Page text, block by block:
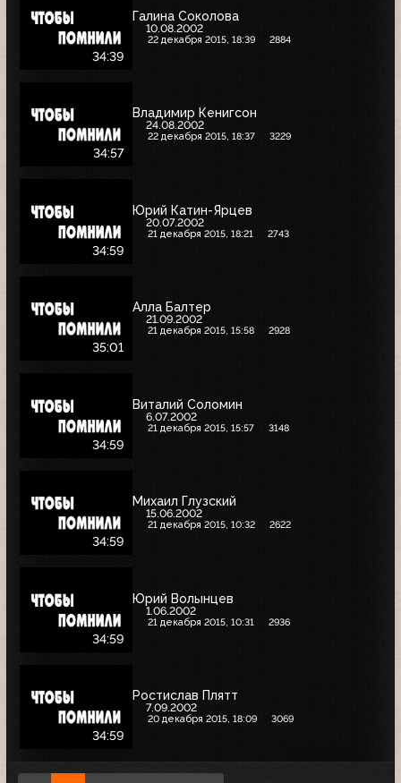
34:39
Галина Соколова
10.08.2002
22 декабря 2015, 18:39 2884
34:57
Владимир Кенигсон
24.08.2002
22 декабря 2015, 18:37 3229
34:59
Юрий Катин-Ярцев
20.07.2002
21 декабря 2015, 18:21 2743
35:01
Алла Балтер
21.09.2002
21 декабря 2015, 15:58 2928
34:59
Виталий Соломин
6.07.2002
21 декабря 2015, 15:57 3148
34:59
Михаил Глузский
15.06.2002
21 декабря 2015, 10:32 2622
34:59
Юрий Волынцев
1.06.2002
21 декабря 2015, 10:31 2936
34:59
Ростислав Плятт
7.09.2002
20 декабря 2015, 18:09 3069